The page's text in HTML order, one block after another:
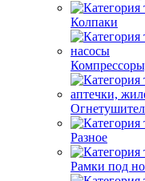
Колпаки
Разное
Рамки под